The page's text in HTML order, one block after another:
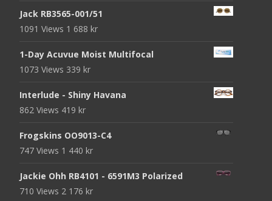
Jack RB3565-001/51
1091 Views 1 688 kr
1-Day Acuvue Moist Multifocal
1073 Views 339 kr
Interlude - Shiny Havana
862 Views 419 kr
Frogskins OO9013-C4
747 Views 1 440 kr
Jackie Ohh RB4101 - 6591M3 Polarized
710 Views 2 176 kr